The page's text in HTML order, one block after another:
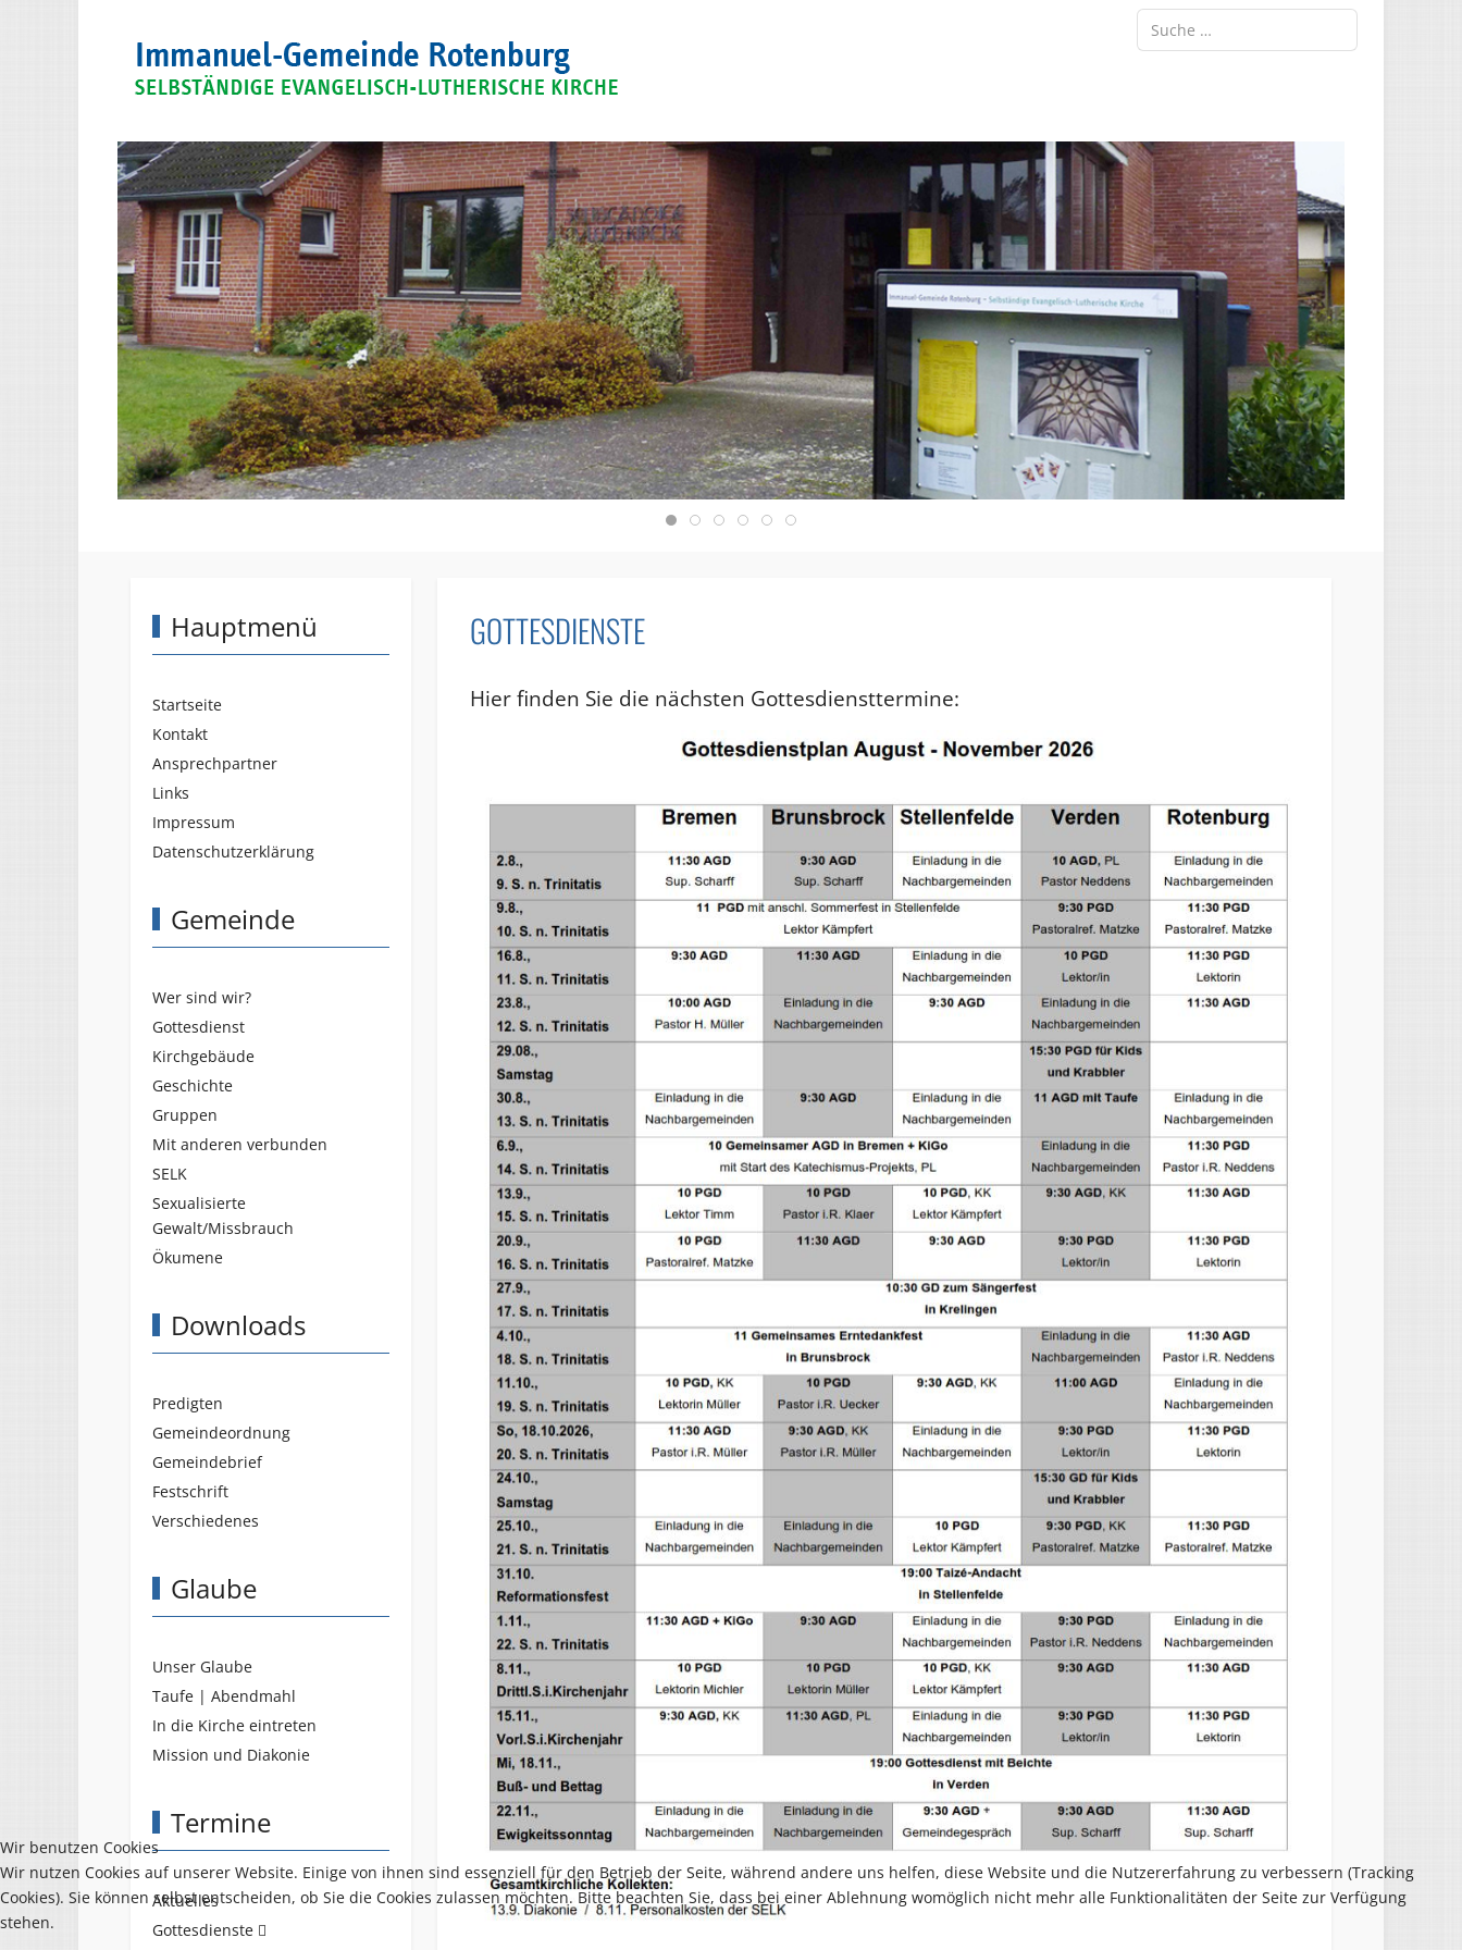
Suchen
Hauptmenü
Startseite
Kontakt
Ansprechpartner
Links
Impressum
Datenschutzerklärung
Gemeinde
Wer sind wir?
Gottesdienst
Kirchgebäude
Geschichte
Gruppen
Mit anderen verbunden
SELK
Sexualisierte
Gewalt/Missbrauch
Ökumene
Downloads
Predigten
Gemeindeordnung
Gemeindebrief
Festschrift
Verschiedenes
Glaube
Unser Glaube
Taufe | Abendmahl
In die Kirche eintreten
Mission und Diakonie
Termine
Aktuelles
Gottesdienste
GOTTESDIENSTE
Hier finden Sie die nächsten Gottesdiensttermine:
Wir benutzen Cookies
Wir nutzen Cookies auf unserer Website. Einige von ihnen sind essenziell für den Betrieb der Seite, während andere uns helfen, diese Website und die Nutzererfahrung zu verbessern (Tracking
Cookies). Sie können selbst entscheiden, ob Sie die Cookies zulassen möchten. Bitte beachten Sie, dass bei einer Ablehnung womöglich nicht mehr alle Funktionalitäten der Seite zur Verfügung
stehen.